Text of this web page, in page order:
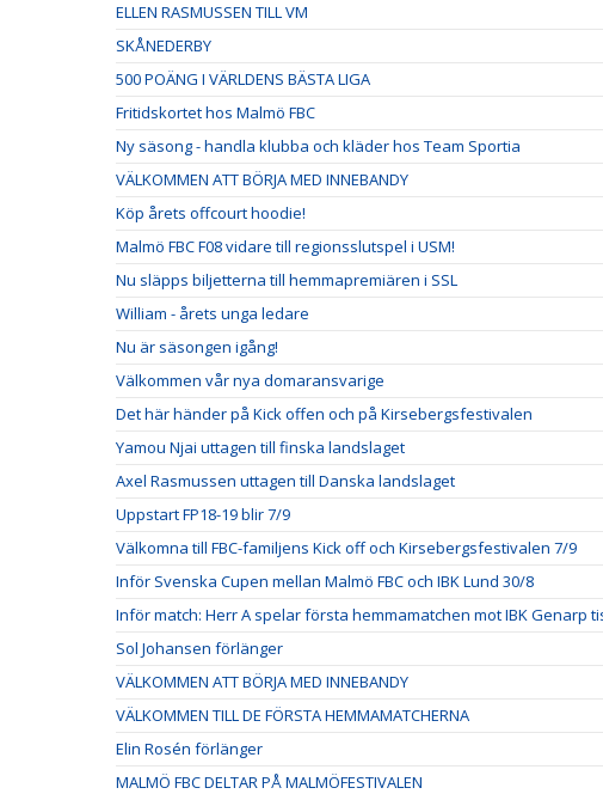
ELLEN RASMUSSEN TILL VM
SKÅNEDERBY
500 POÄNG I VÄRLDENS BÄSTA LIGA
Fritidskortet hos Malmö FBC
Ny säsong - handla klubba och kläder hos Team Sportia
VÄLKOMMEN ATT BÖRJA MED INNEBANDY
Köp årets offcourt hoodie!
Malmö FBC F08 vidare till regionsslutspel i USM!
Nu släpps biljetterna till hemmapremiären i SSL
William - årets unga ledare
Nu är säsongen igång!
Välkommen vår nya domaransvarige
Det här händer på Kick offen och på Kirsebergsfestivalen
Yamou Njai uttagen till finska landslaget
Axel Rasmussen uttagen till Danska landslaget
Uppstart FP18-19 blir 7/9
Välkomna till FBC-familjens Kick off och Kirsebergsfestivalen 7/9
Inför Svenska Cupen mellan Malmö FBC och IBK Lund 30/8
Inför match: Herr A spelar första hemmamatchen mot IBK Genarp
Sol Johansen förlänger
VÄLKOMMEN ATT BÖRJA MED INNEBANDY
VÄLKOMMEN TILL DE FÖRSTA HEMMAMATCHERNA
Elin Rosén förlänger
MALMÖ FBC DELTAR PÅ MALMÖFESTIVALEN